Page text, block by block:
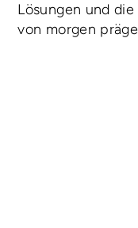
Lösungen und
von morgen